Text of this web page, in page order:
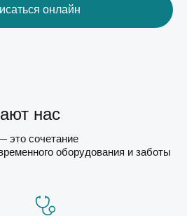
онлайн
нас
сочетание
оборудования и заботы